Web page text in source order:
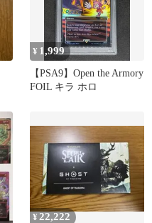
¥ 1,999
【PSA9】Open the Armory
FOIL キラ ホロ
¥ 22,222